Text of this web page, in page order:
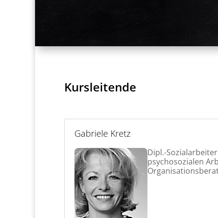
Kursleitende
Gabriele Kretz
Dipl.-
psychosozialen